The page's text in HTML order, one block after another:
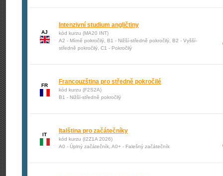
AJ
Intenzivní studium angličtiny
kód kurzu (MA20 INT)
A2 - Mírně pokročilý, B1 - Nižší-středně pokročilý, B2 - Vyšší-
středně pokročilý, C1 - Pokročilý
FR
Francouzština pro středně pokročilé
kód kurzu (F2S2A)
B1 - Nižší-středně pokročilý
IT
Italština pro začátečníky
kód kurzu (I2Z1A 2026)
A0 - Úplný začátečník, A0+ - Falešný začátečník